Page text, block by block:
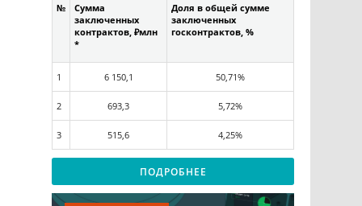
№
Сумма
заключенных
контрактов, ₽млн
*
Доля в общей сумме
заключенных
госконтрактов, %
1 6 150,1 50,71%
2 693,3 5,72%
3 515,6 4,25%
ПОДРОБНЕЕ